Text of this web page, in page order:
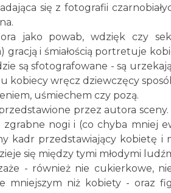
się z fotografii
jako powab, wdzięk czy
i śmiałością portretuje
są sfotografowane - są
kobiecy wręcz dziewczęcy
uśmiechem czy pozą.
przez autora
nogi i (co chyba mniej
kadr przedstawiający kobietę i
się między tymi młodymi
- również nie cukierkowe,
mniejszym niż kobiety - oraz